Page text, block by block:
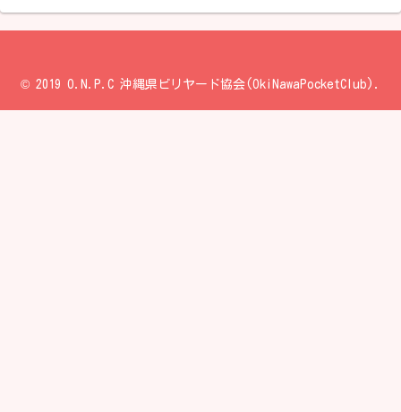
© 2019 O.N.P.C 沖縄県ビリヤード協会(OkiNawaPocketClub).